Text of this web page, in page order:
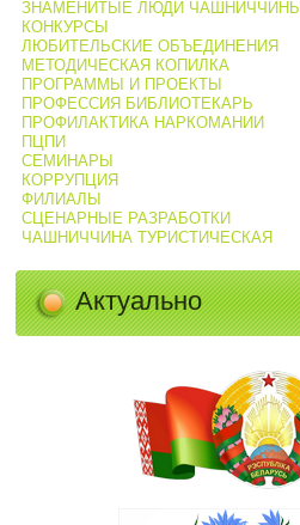
ЗНАМЕНИТЫЕ ЛЮДИ ЧАШНИЧЧИНЫ
КОНКУРСЫ
ЛЮБИТЕЛЬСКИЕ ОБЪЕДИНЕНИЯ
МЕТОДИЧЕСКАЯ КОПИЛКА
ПРОГРАММЫ И ПРОЕКТЫ
ПРОФЕССИЯ БИБЛИОТЕКАРЬ
ПРОФИЛАКТИКА НАРКОМАНИИ
ПЦПИ
СЕМИНАРЫ
КОРРУПЦИЯ
ФИЛИАЛЫ
СЦЕНАРНЫЕ РАЗРАБОТКИ
ЧАШНИЧЧИНА ТУРИСТИЧЕСКАЯ
Актуально